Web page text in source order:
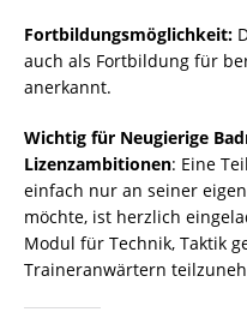
Fortbildungsmöglichkeit:
auch als Fortbildung für
anerkannt.
Wichtig für Neugierige
Lizenzambitionen: Eine
einfach nur an seiner
möchte, ist herzlich
Modul für Technik, Taktik
Traineranwärtern